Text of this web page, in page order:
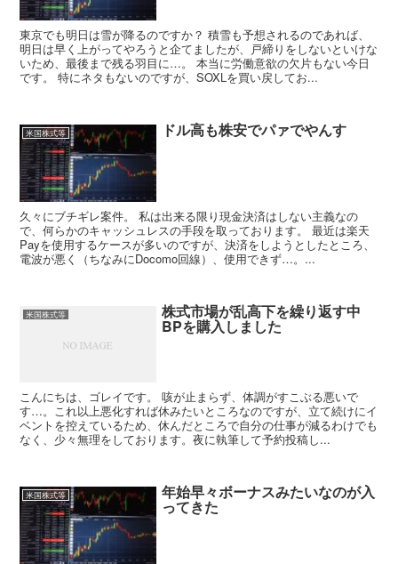
東京でも明日は雪が降るのですか？ 積雪も予想されるのであれば、
明日は早く上がってやろうと企てましたが、戸締りをしないといけな
いため、最後まで残る羽目に…。 本当に労働意欲の欠片もない今日
です。 特にネタもないのですが、SOXLを買い戻してお...
米国株式等 ドル高も株安でパァでやんす
久々にブチギレ案件。 私は出来る限り現金決済はしない主義なの
で、何らかのキャッシュレスの手段を取っております。 最近は楽天
Payを使用するケースが多いのですが、決済をしようとしたところ、
電波が悪く（ちなみにDocomo回線）、使用できず…。...
米国株式等 株式市場が乱高下を繰り返す中
BPを購入しました
こんにちは、ゴレイです。 咳が止まらず、体調がすこぶる悪いで
す…。これ以上悪化すれば休みたいところなのですが、立て続けにイ
ベントを控えているため、休んだところで自分の仕事が減るわけでも
なく、少々無理をしております。夜に執筆して予約投稿し...
米国株式等 年始早々ボーナスみたいなのが入
ってきた